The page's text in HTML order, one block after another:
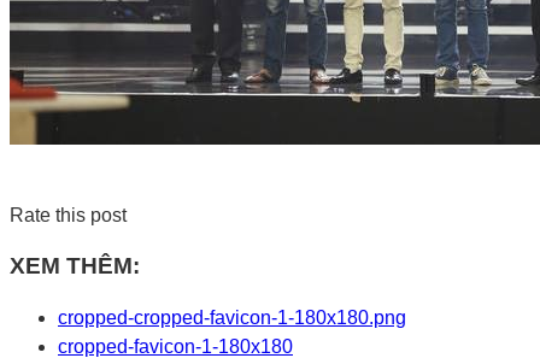
Rate this post
XEM THÊM:
cropped-cropped-favicon-1-180x180.png
cropped-favicon-1-180x180